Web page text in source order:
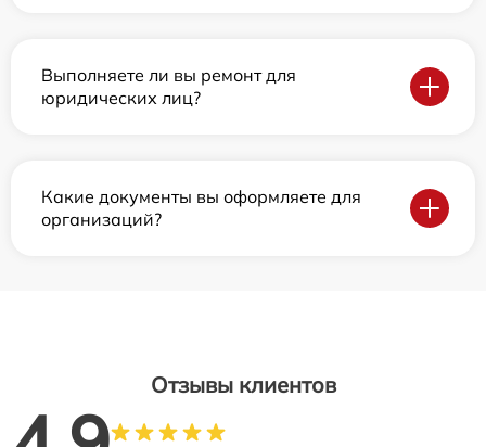
Выполняете ли вы ремонт для
юридических лиц?
Какие документы вы оформляете для
организаций?
Отзывы клиентов